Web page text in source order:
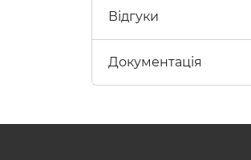
Відгуки
Документація